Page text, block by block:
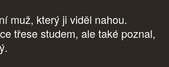
muž, který ji viděl nahou.
třese studem, ale také poznal,